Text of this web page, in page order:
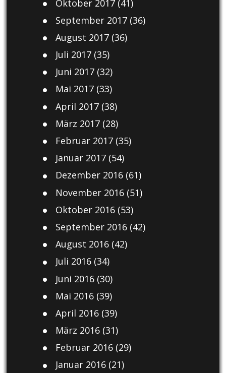
Oktober 2017(41)
September 2017(36)
August 2017(36)
Juli 2017(35)
Juni 2017(32)
Mai 2017(33)
April 2017(38)
März 2017(28)
Februar 2017(35)
Januar 2017(54)
Dezember 2016(61)
November 2016(51)
Oktober 2016(53)
September 2016(42)
August 2016(42)
Juli 2016(34)
Juni 2016(30)
Mai 2016(39)
April 2016(39)
März 2016(31)
Februar 2016(29)
Januar 2016(21)